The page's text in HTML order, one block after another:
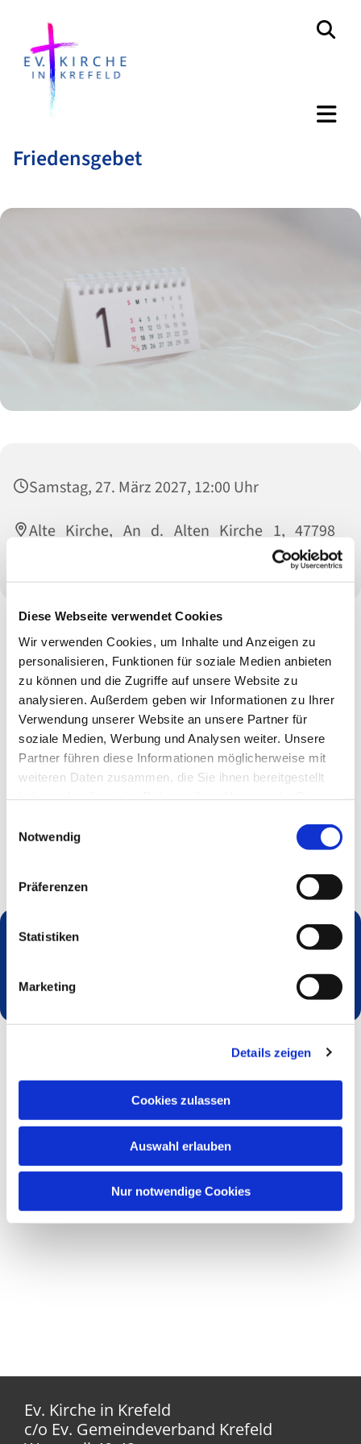
Diese Webseite verwendet Cookies
Wir verwenden Cookies, um Inhalte und Anzeigen zu
personalisieren, Funktionen für soziale Medien anbieten
zu können und die Zugriffe auf unsere Website zu
analysieren. Außerdem geben wir Informationen zu Ihrer
Verwendung unserer Website an unsere Partner für
soziale Medien, Werbung und Analysen weiter. Unsere
Partner führen diese Informationen möglicherweise mit
weiteren Daten zusammen, die Sie ihnen bereitgestellt
Notwendig
Präferenzen
Statistiken
Marketing
Details zeigen
Cookies zulassen
Auswahl erlauben
Nur notwendige Cookies
Friedensgebet
Samstag, 27. März 2027, 12:00 Uhr
Alte Kirche, An d. Alten Kirche 1, 47798
Ev. Kirche in Krefeld
c/o Ev. Gemeindeverband Krefeld